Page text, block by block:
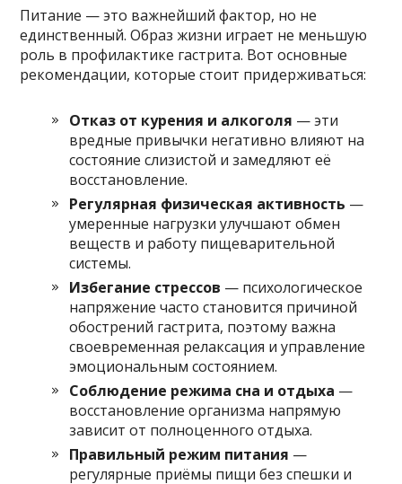
Питание — это важнейший фактор, но не
единственный. Образ жизни играет не меньшую
роль в профилактике гастрита. Вот основные
рекомендации, которые стоит придерживаться:
Отказ от курения и алкоголя — эти
вредные привычки негативно влияют на
состояние слизистой и замедляют её
восстановление.
Регулярная физическая активность —
умеренные нагрузки улучшают обмен
веществ и работу пищеварительной
системы.
Избегание стрессов — психологическое
напряжение часто становится причиной
обострений гастрита, поэтому важна
своевременная релаксация и управление
эмоциональным состоянием.
Соблюдение режима сна и отдыха —
восстановление организма напрямую
зависит от полноценного отдыха.
Правильный режим питания —
регулярные приёмы пищи без спешки и